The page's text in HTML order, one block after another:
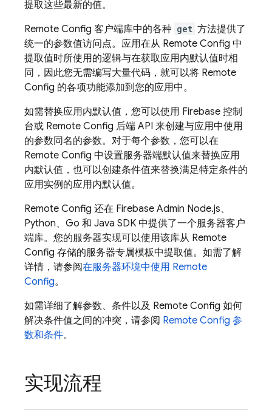
提取这些最新的值。
Remote Config 客户端库中的各种 get 方法提供了
统一的参数值访问点。应用在从 Remote Config 中
提取值时所使用的逻辑与在获取应用内默认值时相
同，因此您无需编写大量代码，就可以将 Remote
Config 的各项功能添加到您的应用中。
如需替换应用内默认值，您可以使用 Firebase 控制
台或 Remote Config 后端 API 来创建与应用中使用
的参数同名的参数。对于每个参数，您可以在
Remote Config 中设置服务器端默认值来替换应用
内默认值，也可以创建条件值来替换满足特定条件的
应用实例的应用内默认值。
Remote Config 还在 Firebase Admin Node.js、
Python、Go 和 Java SDK 中提供了一个服务器客户
端库。您的服务器实现可以使用该库从 Remote
Config 存储的服务器专属模板中提取值。如需了解
详情，请参阅在服务器环境中使用 Remote
Config。
如需详细了解参数、条件以及 Remote Config 如何
解决条件值之间的冲突，请参阅 Remote Config 参
数和条件。
实现流程